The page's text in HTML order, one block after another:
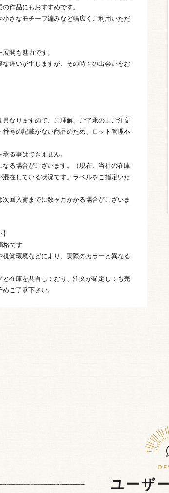
作品にもおすすめです。
さなモチーフ編みなど幅広くご利用いただ
開も魅力です。
違いが生じますが、その時々の出会いをお
異なりますので、ご理解、ご了承の上ご注文
号の記載がない商品のため、ロット管理不
る事はできません。
なる場合がございます。（現在、当社の在庫
在している状況です。ラベルをご指定いた
次回入荷までに数ヶ月かかる場合がございま
です。
視覚環境などにより、実際のカラーと異なる
と在庫を共有しており、注文が確定しても完
ご了承下さい。
ユーザ